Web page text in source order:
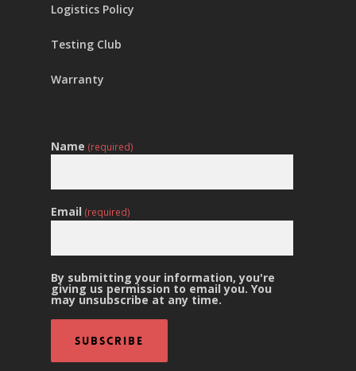
Logistics Policy
Testing Club
Warranty
Name (required)
Email (required)
By submitting your information, you're
giving us permission to email you. You
may unsubscribe at any time.
Subscribe